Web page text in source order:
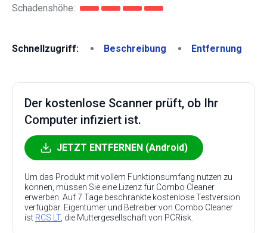
Schadenshöhe:
Schnellzugriff: Beschreibung Entfernung
Der kostenlose Scanner prüft, ob Ihr
Computer infiziert ist.
JETZT ENTFERNEN (Android)
Um das Produkt mit vollem Funktionsumfang nutzen zu
können, müssen Sie eine Lizenz für Combo Cleaner
erwerben. Auf 7 Tage beschränkte kostenlose Testversion
verfügbar. Eigentümer und Betreiber von Combo Cleaner
ist RCS LT, die Muttergesellschaft von PCRisk.